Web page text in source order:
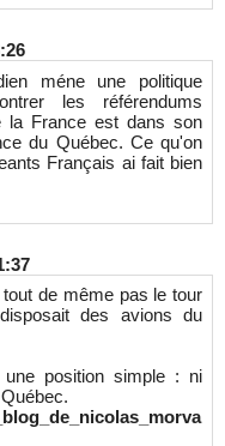
méne une politique
les référendums
la France est dans son
du Québec. Ce qu'on
Français ai fait bien
de même pas le tour
des avions du
position simple : ni